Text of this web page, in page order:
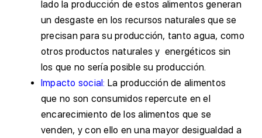
lado la producción de estos alimentos generan
un desgaste en los recursos naturales que se
precisan para su producción, tanto agua, como
otros productos naturales y energéticos sin
los que no sería posible su producción.
Impacto social: La producción de alimentos
que no son consumidos repercute en el
encarecimiento de los alimentos que se
venden, y con ello en una mayor desigualdad a